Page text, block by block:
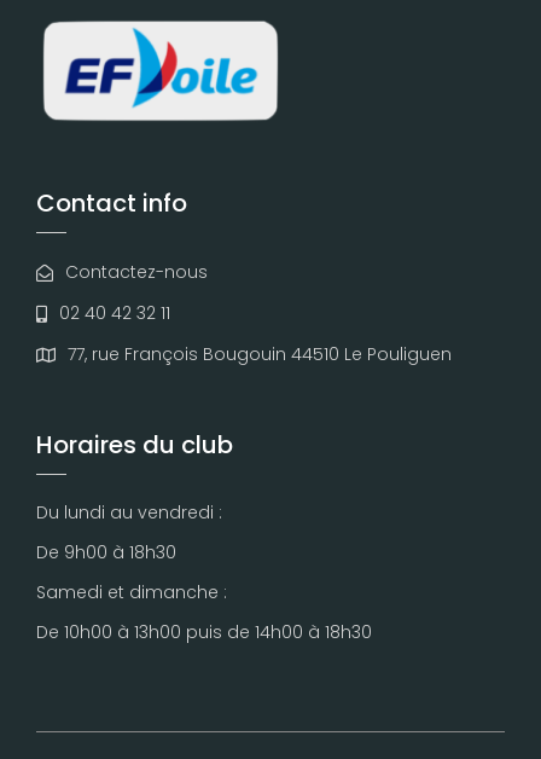
Contact info
Contactez-nous
02 40 42 32 11
77, rue François Bougouin 44510 Le Pouliguen
Horaires du club
Du lundi au vendredi :
De 9h00 à 18h30
Samedi et dimanche :
De 10h00 à 13h00 puis de 14h00 à 18h30